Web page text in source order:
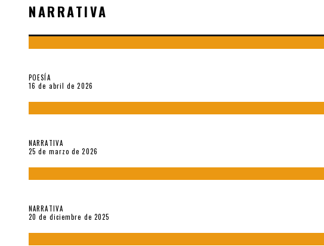
NARRATIVA
POESÍA
16 de abril de 2026
NARRATIVA
25 de marzo de 2026
NARRATIVA
20 de diciembre de 2025